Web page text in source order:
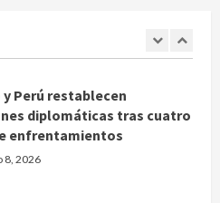
y Perú restablecen
diplomáticas tras cuatro
enfrentamientos
8, 2026